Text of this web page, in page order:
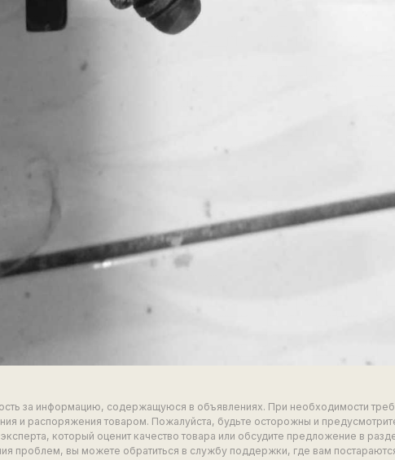
за информацию, содержащуюся в объявлениях. При необходимости
и распоряжения товаром. Пожалуйста, будьте осторожны и
который оценит качество товара или обсудите предложение в
проблем, вы можете обратиться в службу поддержки, где вам